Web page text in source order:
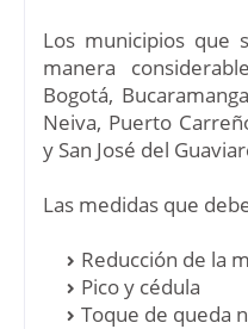
Los municipios que
manera
Bogotá,
Neiva, Puerto
y San José del
Las medidas que
Reducción de la
Pico y cédula
Toque de queda